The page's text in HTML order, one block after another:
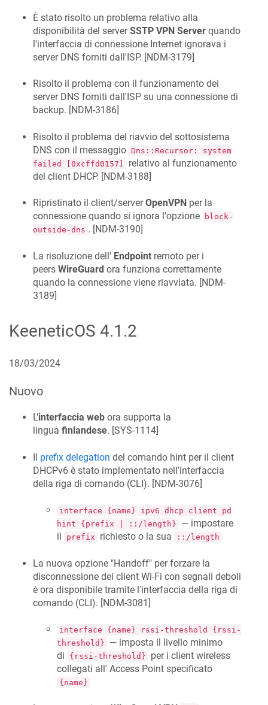
È stato risolto un problema relativo alla
disponibilità del serverSSTP VPN Server quando
l'interfaccia di connessione Internet ignorava i
server DNS forniti dall'ISP. [NDM-3179]
Risolto il problema con il funzionamento dei
server DNS forniti dall'ISP su una connessione di
backup. [NDM-3186]
Risolto il problema del riavvio del sottosistema
DNS con il messaggio Dns::Recursor: system
failed [0xcffd0157]
relativo al funzionamento
del client DHCP. [NDM-3188]
Ripristinato il client/serverOpenVPN per la
connessione quando si ignora l'opzione
block-
outside-dns . [NDM-3190]
La risoluzione dell' Endpoint remoto per i
peers WireGuard ora funziona correttamente
quando la connessione viene riavviata. [NDM-
3189]
KeeneticOS 4.1.2
18/03/2024
Nuovo
L'interfaccia web ora supporta la
lingua finlandese. [SYS-1114]
Il prefix delegation del comando hint per il client
DHCPv6 è stato implementato nell'interfaccia
della riga di comando (CLI). [NDM-3076]
interface {name} ipv6 dhcp client pd
hint {prefix | ::/length}
— impostare
il
prefix richiesto o la sua ::/length
La nuova opzione "Handoff" per forzare la
disconnessione dei client Wi-Fi con segnali deboli
è ora disponibile tramite l'interfaccia della riga di
comando (CLI). [NDM-3081]
interface {name} rssi-threshold {rssi-
threshold}
— imposta il livello minimo
di
{rssi-threshold}
per i client wireless
collegati all' Access Point specificato
{name}